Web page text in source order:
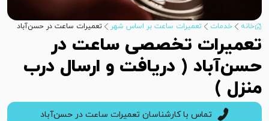
خانه خدمات تعمیرات ساعت بر اساس شهر تعمیرات ساعت در حسن‌آباد
تعمیرات تخصصی ساعت در
حسن‌آباد ( دریافت و ارسال درب
منزل )
تماس با کارشناسان تعمیرات ساعت در حسن‌آباد